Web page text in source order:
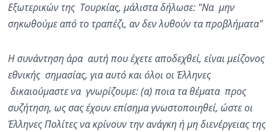
Εξωτερικών της Τουρκίας, μάλιστα δήλωσε: "Να μην
σηκωθούμε από το τραπέζι, αν δεν λυθούν τα προβλήματα"
Η συνάντηση άρα αυτή που έχετε αποδεχθεί, είναι μείζονος
εθνικής σημασίας, για αυτό και όλοι οι Έλληνες
δικαιούμαστε να γνωρίζουμε: (α) ποια τα θέματα προς
συζήτηση, ως σας έχουν επίσημα γνωστοποιηθεί, ώστε οι
Έλληνες Πολίτες να κρίνουν την ανάγκη ή μη διενέργειας της